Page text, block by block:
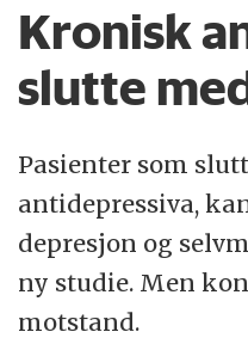
Kronisk
slutte
Pasienter som
antidepressiva,
depresjon og
ny studie. Men
motstand.